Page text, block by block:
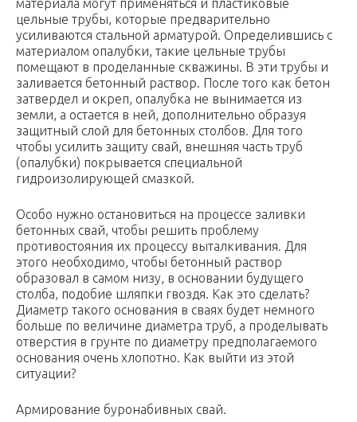
материала могут применяться и пластиковые
цельные трубы, которые предварительно
усиливаются стальной арматурой. Определившись с
материалом опалубки, такие цельные трубы
помещают в проделанные скважины. В эти трубы и
заливается бетонный раствор. После того как бетон
затвердел и окреп, опалубка не вынимается из
земли, а остается в ней, дополнительно образуя
защитный слой для бетонных столбов. Для того
чтобы усилить защиту свай, внешняя часть труб
(опалубки) покрывается специальной
гидроизолирующей смазкой.
Особо нужно остановиться на процессе заливки
бетонных свай, чтобы решить проблему
противостояния их процессу выталкивания. Для
этого необходимо, чтобы бетонный раствор
образовал в самом низу, в основании будущего
столба, подобие шляпки гвоздя. Как это сделать?
Диаметр такого основания в сваях будет немного
больше по величине диаметра труб, а проделывать
отверстия в грунте по диаметру предполагаемого
основания очень хлопотно. Как выйти из этой
ситуации?
Армирование буронабивных свай.